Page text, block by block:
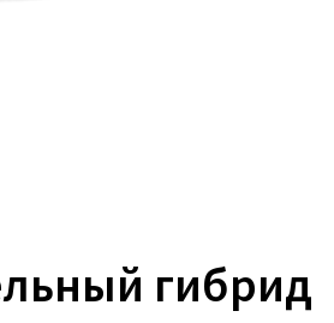
гибрид